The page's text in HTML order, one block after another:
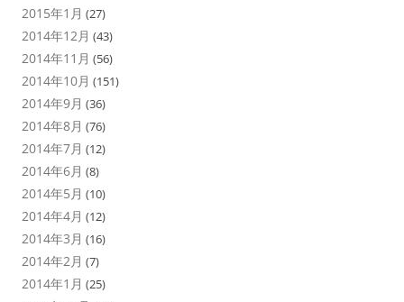
2015年1月 (27)
2014年12月 (43)
2014年11月 (56)
2014年10月 (151)
2014年9月 (36)
2014年8月 (76)
2014年7月 (12)
2014年6月 (8)
2014年5月 (10)
2014年4月 (12)
2014年3月 (16)
2014年2月 (7)
2014年1月 (25)